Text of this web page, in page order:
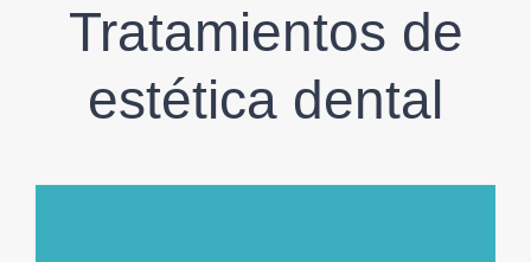
Tratamientos de
estética dental